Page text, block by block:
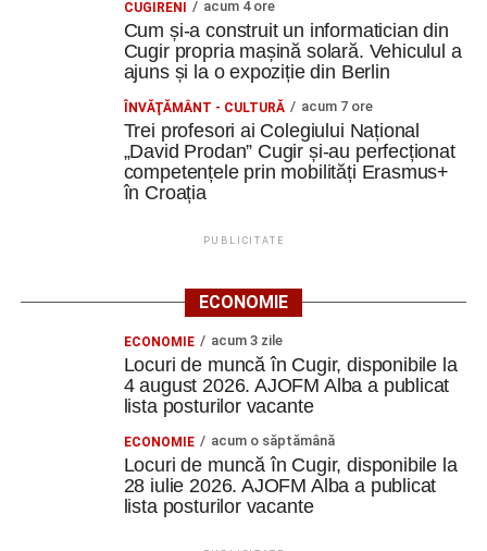
CUGIRENI acum 4 ore
Cum și-a construit un informatician din
Cugir propria mașină solară. Vehiculul a
ajuns și la o expoziție din Berlin
ÎNVĂŢĂMÂNT - CULTURĂ acum 7 ore
Trei profesori ai Colegiului Național
„David Prodan” Cugir și-au perfecționat
competențele prin mobilități Erasmus+
în Croația
PUBLICITATE
ECONOMIE
ECONOMIE acum 3 zile
Locuri de muncă în Cugir, disponibile la
4 august 2026. AJOFM Alba a publicat
lista posturilor vacante
ECONOMIE acum o săptămână
Locuri de muncă în Cugir, disponibile la
28 iulie 2026. AJOFM Alba a publicat
lista posturilor vacante